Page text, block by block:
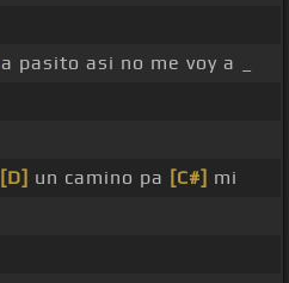
a pasito asi no me voy a _
[D] un camino pa [C#] mi